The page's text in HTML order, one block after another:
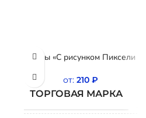
Шары «С рисунком Пиксели
от: 210 ₽
ТОРГОВАЯ МАРКА